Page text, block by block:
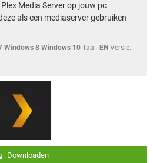
Media Server op jouw pc
als een mediaserver gebruiken
Windows 8 Windows 10 Taal: EN Versie:
Downloaden